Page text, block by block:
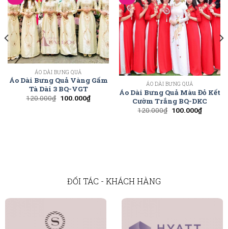
ÁO DÀI BƯNG QUẢ
Áo Dài Bưng Quả Vàng Gấm
Tà Dài 3 BQ-VGT
120.000₫ 100.000₫
ÁO DÀI BƯNG QUẢ
Áo Dài Bưng Quả Màu Đỏ Kết
Cườm Trắng BQ-DKC
120.000₫ 100.000₫
ĐỐI TÁC - KHÁCH HÀNG